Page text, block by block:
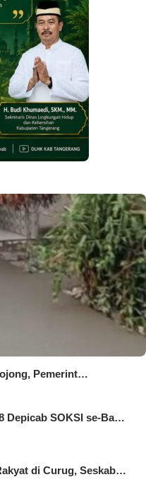
Pemerint…
Depicab SOKSI se-Ba…
di Curug, Seskab…